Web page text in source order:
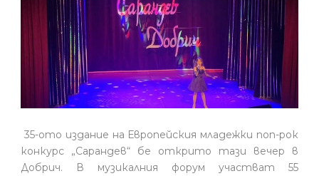
35-ото издание на Европейския младежки поп-рок
конкурс „Сарандев“ бе открито тази вечер в
Добрич. В музикалния форум участват 55